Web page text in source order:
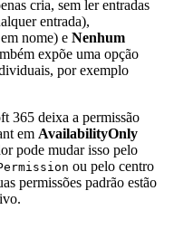
cria, sem ler entradas
entrada),
nome) e Nenhum
expõe uma opção
por exemplo
365 deixa a permissão
em AvailabilityOnly
pode mudar isso pelo
ou pelo centro
permissões padrão estão